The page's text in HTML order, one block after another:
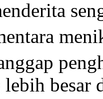
besar